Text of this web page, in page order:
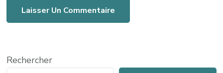
Rechercher